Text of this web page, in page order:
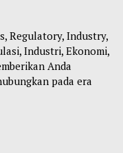
Regulatory, Industry,
Industri, Ekonomi,
Anda
pada era